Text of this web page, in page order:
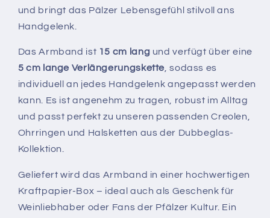
und bringt das Pälzer Lebensgefühl stilvoll ans
Handgelenk.
Das Armband ist 15 cm lang und verfügt über eine
5 cm lange Verlängerungskette, sodass es
individuell an jedes Handgelenk angepasst werden
kann. Es ist angenehm zu tragen, robust im Alltag
und passt perfekt zu unseren passenden Creolen,
Ohrringen und Halsketten aus der Dubbeglas-
Kollektion.
Geliefert wird das Armband in einer hochwertigen
Kraftpapier-Box – ideal auch als Geschenk für
Weinliebhaber oder Fans der Pfälzer Kultur. Ein